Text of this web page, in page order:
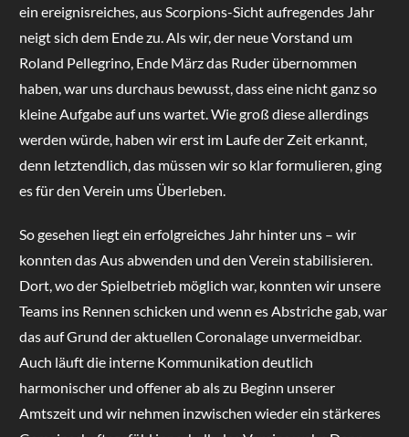
ein ereignisreiches, aus Scorpions-Sicht aufregendes Jahr
neigt sich dem Ende zu. Als wir, der neue Vorstand um
Roland Pellegrino, Ende März das Ruder übernommen
haben, war uns durchaus bewusst, dass eine nicht ganz so
kleine Aufgabe auf uns wartet. Wie groß diese allerdings
werden würde, haben wir erst im Laufe der Zeit erkannt,
denn letztendlich, das müssen wir so klar formulieren, ging
es für den Verein ums Überleben.
So gesehen liegt ein erfolgreiches Jahr hinter uns – wir
konnten das Aus abwenden und den Verein stabilisieren.
Dort, wo der Spielbetrieb möglich war, konnten wir unsere
Teams ins Rennen schicken und wenn es Abstriche gab, war
das auf Grund der aktuellen Coronalage unvermeidbar.
Auch läuft die interne Kommunikation deutlich
harmonischer und offener ab als zu Beginn unserer
Amtszeit und wir nehmen inzwischen wieder ein stärkeres